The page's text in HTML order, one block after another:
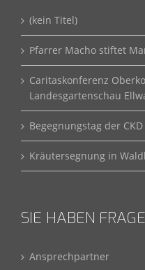
(kein Titel)
Pfarrer Macho stiftet
Caritaskonferenz
Landesgartenschau
Begegnungstag der
Kräutersegnung in
SIE HABEN
Ansprechpartner